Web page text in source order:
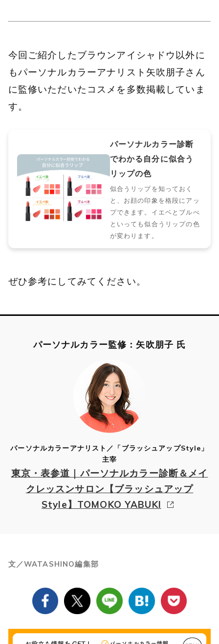
今回ご紹介したブラウンアイシャドウ以外に
もパーソナルカラーアナリスト矢吹朋子さん
に監修いただいたコスメを多数掲載していま
す。
パーソナルカラー診断
でわかる自分に似合う
リップの色
似合うリップを知っておく
と、お顔の印象を格段にアッ
プできます。イエベとブルべ
といっても似合うリップの色
が変わります。
ぜひ参考にしてみてください。
パーソナルカラー監修：矢吹朋子 氏
パーソナルカラーアナリスト／「ブラッシュアップStyle」
主宰
東京・表参道｜パーソナルカラー診断＆メイ
クレッスンサロン【ブラッシュアップ
Style】TOMOKO YABUKI
文／WATASHINO編集部